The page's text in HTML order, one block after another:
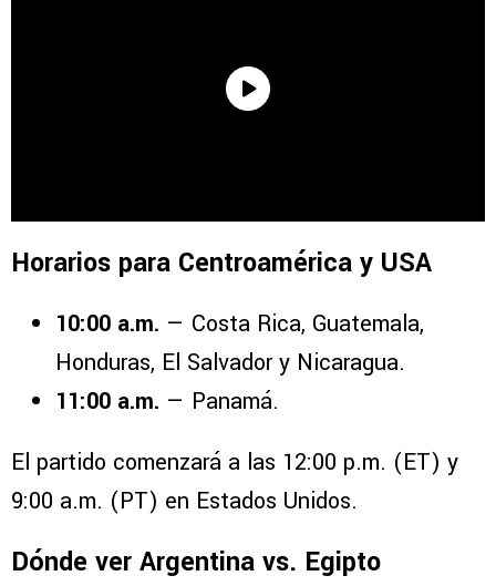
Horarios para Centroamérica y USA
10:00 a.m. — Costa Rica, Guatemala,
Honduras, El Salvador y Nicaragua.
11:00 a.m. — Panamá.
El partido comenzará a las 12:00 p.m. (ET) y
9:00 a.m. (PT) en Estados Unidos.
Dónde ver Argentina vs. Egipto